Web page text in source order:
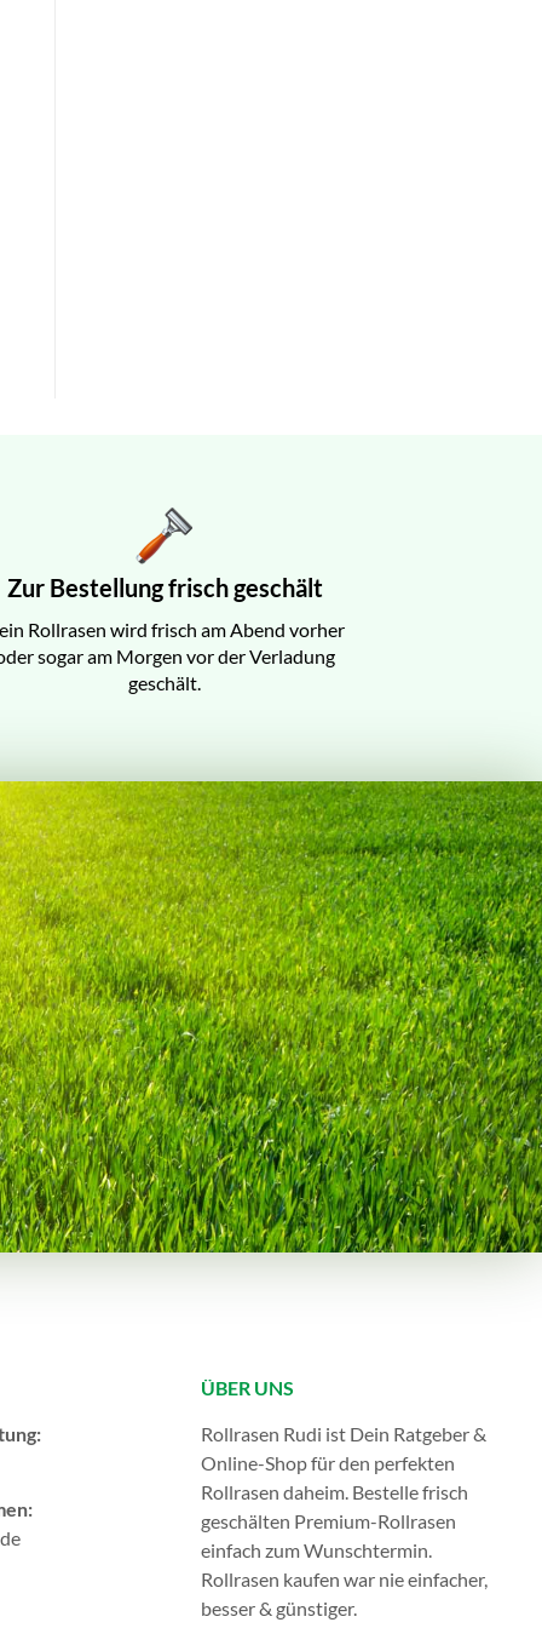
Zur Bestellung frisch geschält
Rollrasen wird frisch am Abend vorher
sogar am Morgen vor der Verladung
geschält.
ÜBER UNS
Rollrasen Rudi ist Dein Ratgeber &
Online-Shop für den perfekten
Rollrasen daheim. Bestelle frisch
geschälten Premium-Rollrasen
einfach zum Wunschtermin.
Rollrasen kaufen war nie einfacher,
besser & günstiger.